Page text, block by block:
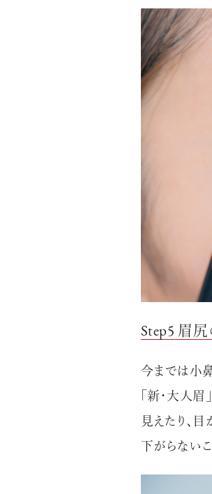
Step5 眉
今までは小
「新・大人
見えたり、
下がらない